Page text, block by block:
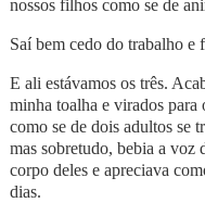
nossos filhos como se de
Saí bem cedo do trabalho e
E ali estávamos os três.
minha toalha e virados para
como se de dois adultos se
mas sobretudo, bebia a voz
corpo deles e apreciava
dias.